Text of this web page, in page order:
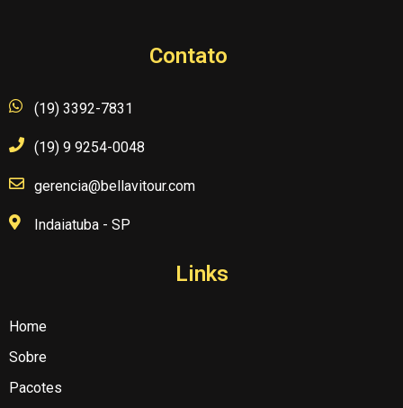
Contato
(19) 3392-7831
(19) 9 9254-0048
gerencia@bellavitour.com
Indaiatuba - SP
Links
Home
Sobre
Pacotes